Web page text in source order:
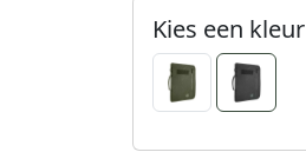
Kies een kleur